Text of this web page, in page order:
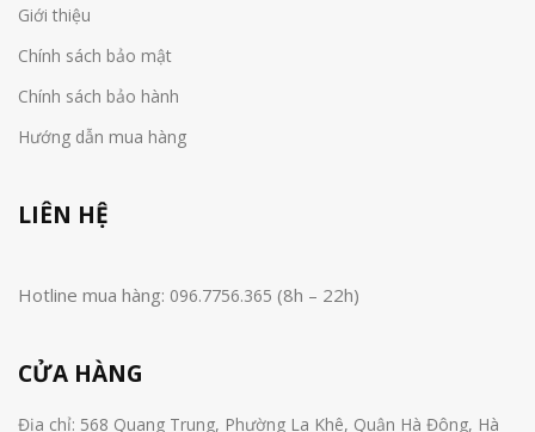
Giới thiệu
Chính sách bảo mật
Chính sách bảo hành
Hướng dẫn mua hàng
LIÊN HỆ
Hotline mua hàng: 096.7756.365 (8h – 22h)
CỬA HÀNG
Địa chỉ: 568 Quang Trung, Phường La Khê, Quận Hà Đông, Hà